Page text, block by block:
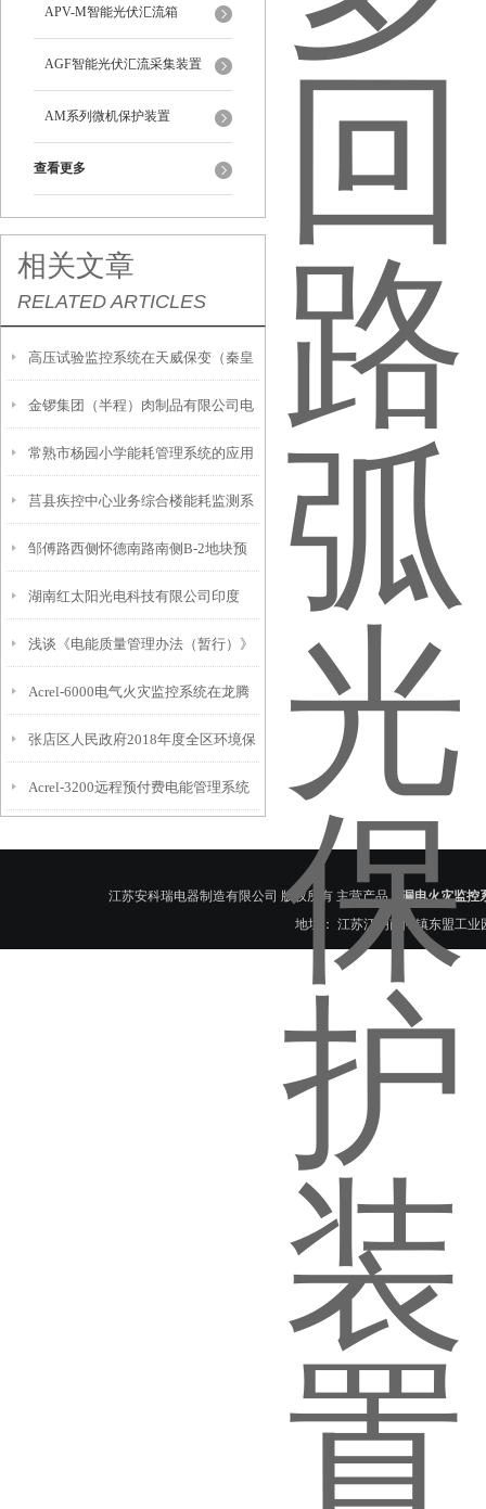
APV-M智能光伏汇流箱
AGF智能光伏汇流采集装置
AM系列微机保护装置
查看更多
相关文章
RELATED ARTICLES
高压试验监控系统在天威保变（秦皇
岛）变压器基地建设项目的应用
金锣集团（半程）肉制品有限公司电
能管理系统的设计与应用
常熟市杨园小学能耗管理系统的应用
莒县疾控中心业务综合楼能耗监测系
统的案例
邹傅路西侧怀德南路南侧B-2地块预
付费系统的设计与应用
湖南红太阳光电科技有限公司印度
200MW产业园项目电力监控的研究
与应用
浅谈《电能质量管理办法（暂行）》
实施意义及解决方案
Acrel-6000电气火灾监控系统在龙腾
大厦中的应用
张店区人民政府2018年度全区环境保
护综合治理工作任务
Acrel-3200远程预付费电能管理系统
江苏安科瑞电器制造有限公司 版权所有 主营产品：
漏电火灾监控
地址： 江苏江阴南闸镇东盟工业